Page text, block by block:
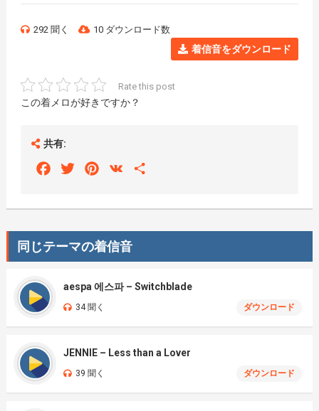
292 聞く 10 ダウンロード数
着信音をダウンロード
Rate this post
この着メロが好きですか？
共有:
FacebookTwitterPinterest
VK
同じテーマの着信音
aespa 에스파 – Switchblade
34 聞く ダウンロード
JENNIE – Less than a Lover
39 聞く ダウンロード